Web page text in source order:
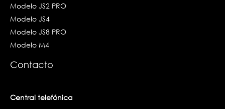
Modelo JS2 PRO
Modelo JS4
Modelo JS8 PRO
Modelo M4
Contacto
Central telefónica